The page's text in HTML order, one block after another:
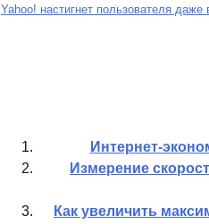
Yahoo! настигнет пользователя даже
Интернет-
Измерение
Как увеличить